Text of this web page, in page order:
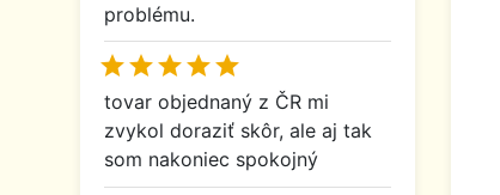
problému.

tovar objednaný z ČR mi
zvykol doraziť skôr, ale aj tak
som nakoniec spokojný